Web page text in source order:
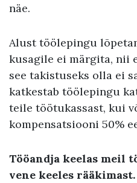
näe.
Alust töölepingu
kusagile ei märgita, nii
see takistuseks olla ei
katkestab töölepingu
teile töötukassast, kui
kompensatsiooni 50%
Tööandja keelas meil
vene keeles